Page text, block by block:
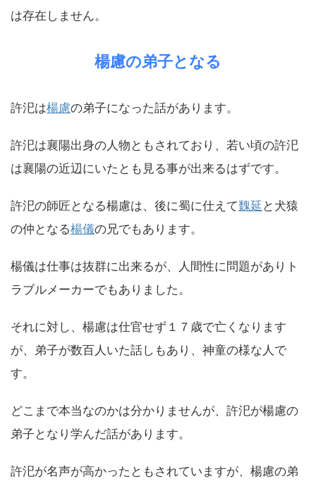
は存在しません。
楊慮の弟子となる
許汜は楊慮の弟子になった話があります。
許汜は襄陽出身の人物ともされており、若い頃の許汜
は襄陽の近辺にいたとも見る事が出来るはずです。
許汜の師匠となる楊慮は、後に蜀に仕えて魏延 と犬猿
の仲となる楊儀の兄でもあります。
楊儀は仕事は抜群に出来るが、人間性に問題がありト
ラブルメーカーでもありました。
それに対し、楊慮は仕官せず１７歳で亡くなります
が、弟子が数百人いた話しもあり、神童の様な人で
す。
どこまで本当なのかは分かりませんが、許汜が楊慮の
弟子となり学んだ話があります。
許汜が名声が高かったともされていますが、楊慮の弟